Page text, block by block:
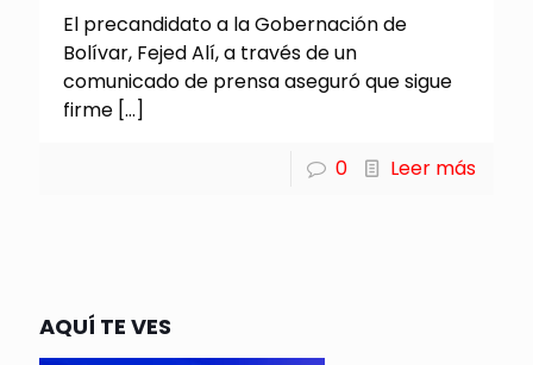
El precandidato a la Gobernación de
Bolívar, Fejed Alí, a través de un
comunicado de prensa aseguró que sigue
firme […]
0 Leer más
AQUÍ TE VES